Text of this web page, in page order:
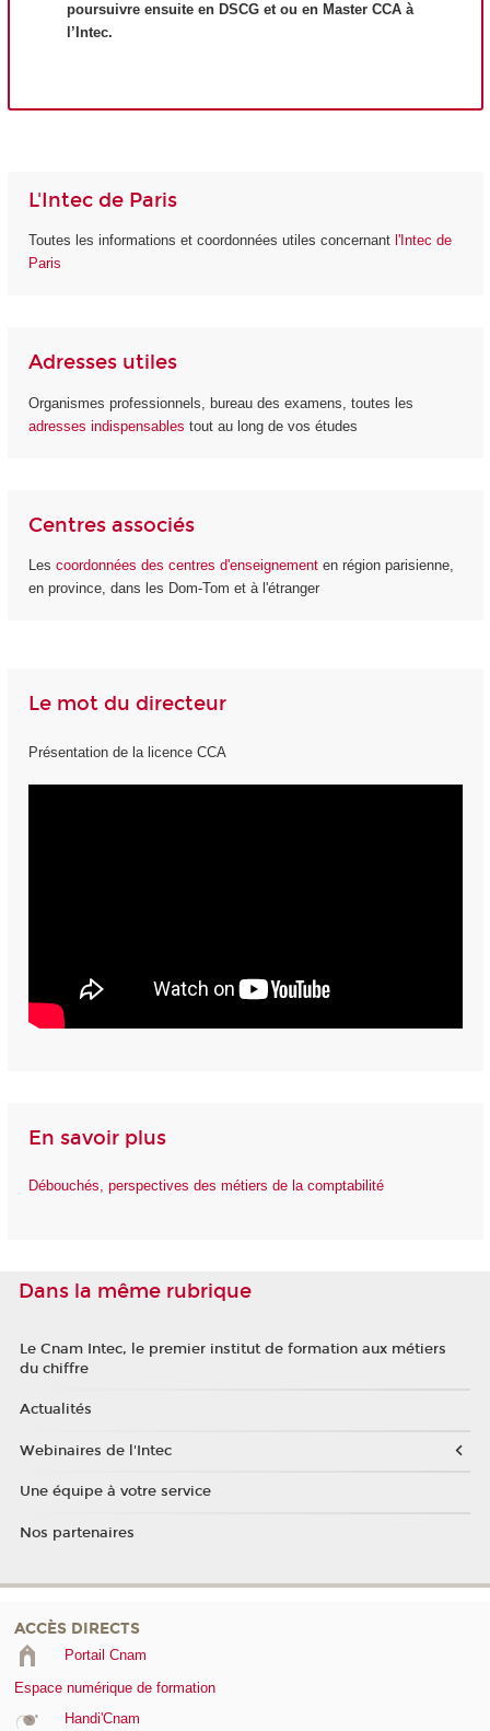
poursuivre ensuite en DSCG et ou en Master CCA à
l’Intec.
L'Intec de Paris
Toutes les informations et coordonnées utiles concernant l'Intec de
Paris
Adresses utiles
Organismes professionnels, bureau des examens, toutes les
adresses indispensables tout au long de vos études
Centres associés
Les coordonnées des centres d'enseignement en région parisienne,
en province, dans les Dom-Tom et à l'étranger
Le mot du directeur
Présentation de la licence CCA
En savoir plus
Débouchés, perspectives des métiers de la comptabilité
Dans la même rubrique
Le Cnam Intec, le premier institut de formation aux métiers
du chiffre
Actualités
Webinaires de l'Intec
Une équipe à votre service
Nos partenaires
ACCÈS DIRECTS
Portail Cnam
Espace numérique de formation
Handi'Cnam